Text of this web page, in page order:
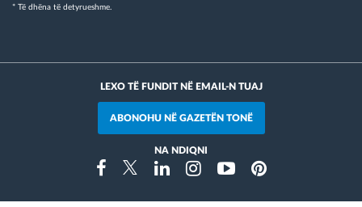
* Të dhëna të detyrueshme.
LEXO TË FUNDIT NË EMAIL-N TUAJ
ABONOHU NË GAZETËN TONË
NA NDIQNI
FacebookTwitterLinkedinInstragramYoutubePinterest